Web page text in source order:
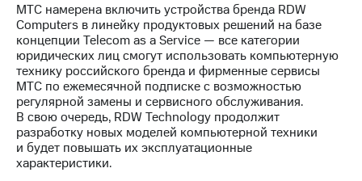
и акционерам
Корпоративное
управление
Корпоративный
секретарь
Раскрытие
информации
Информация
акционерам
МТС намерена включить устройства бренда RDW
Computers в линейку продуктовых решений на базе
концепции Telecom as a Service — все категории
юридических лиц смогут использовать компьютерную
технику российского бренда и фирменные сервисы
МТС по ежемесячной подписке с возможностью
регулярной замены и сервисного обслуживания.
В свою очередь, RDW Technology продолжит
разработку новых моделей компьютерной техники
и будет повышать их эксплуатационные
характеристики.